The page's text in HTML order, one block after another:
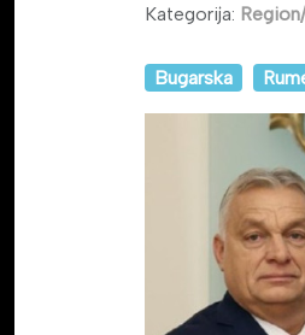
Kategorija:
Bugarska